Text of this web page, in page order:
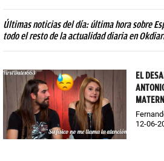
Últimas noticias del día: última hora sobre
todo el resto de la actualidad diaria en
EL
12-06-